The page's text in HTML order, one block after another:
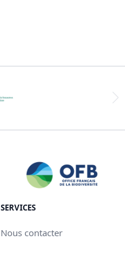
SERVICES
Nous contacter